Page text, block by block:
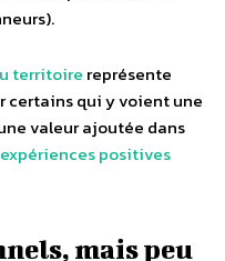
territoire représente
certains qui y voient une
valeur ajoutée dans
expériences positives
mais peu